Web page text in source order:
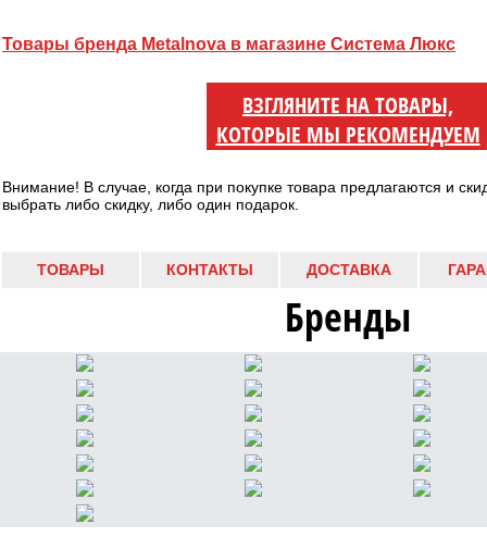
Товары бренда Metalnova в магазине Система Люкс
ВЗГЛЯНИТЕ НА ТОВАРЫ,
КОТОРЫЕ МЫ РЕКОМЕНДУЕМ
Внимание! В случае, когда при покупке товара предлагаются и
выбрать либо скидку, либо один подарок.
ТОВАРЫ КОНТАКТЫ ДОСТАВКА
Бренды